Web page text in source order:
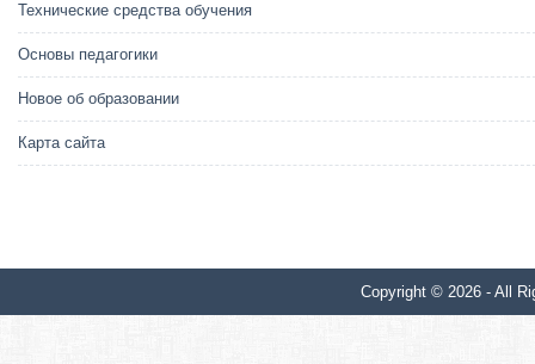
Технические средства обучения
Основы педагогики
Новое об образовании
Карта сайта
Copyright © 2026 - All